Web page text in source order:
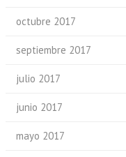
octubre 2017
septiembre 2017
julio 2017
junio 2017
mayo 2017